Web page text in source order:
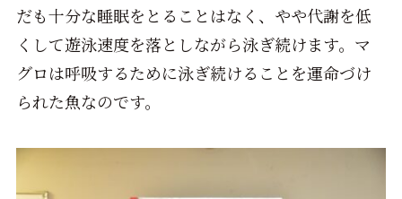
だも十分な睡眠をとることはなく、やや代謝を低
くして遊泳速度を落としながら泳ぎ続けます。マ
グロは呼吸するために泳ぎ続けることを運命づけ
られた魚なのです。